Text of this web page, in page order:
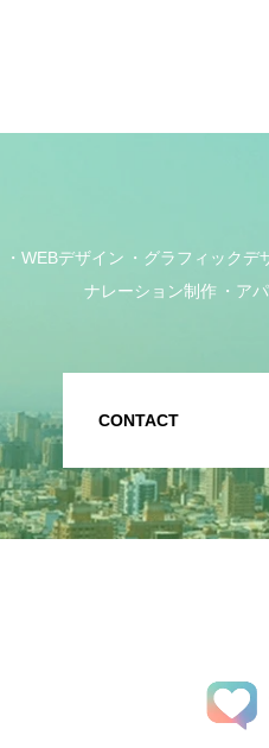
WEBデザイン グラフィックデ
ナレーション制作
ア
CONTACT